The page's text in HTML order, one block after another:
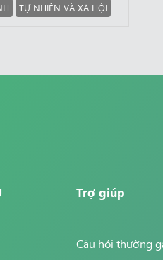
TỰ NHIÊN VÀ XÃ HỘI
Trợ giúp
Câu hỏi thường